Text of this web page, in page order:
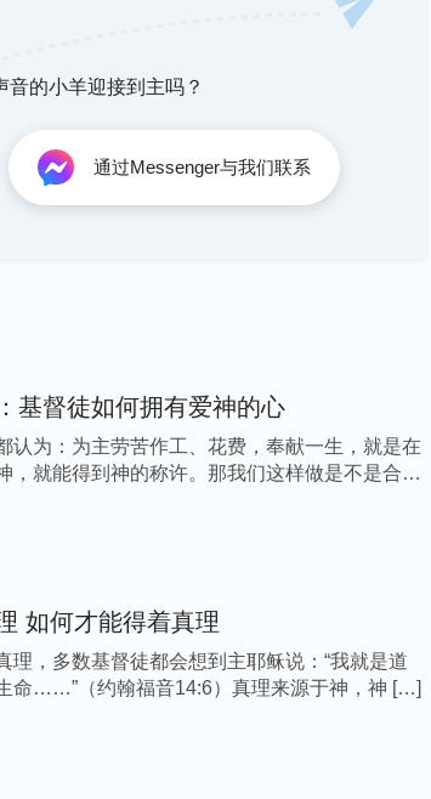
者普通的弟兄姊妹是一样的，是一样的就行
控、控制他的一切，允许他出错，允许他说
但是不管发生什么事，心平气和地坐下来
的架子，对父母来说放下父母对儿女的这一
的该做的，而是尽到一个普通弟兄姊妹的责
话活着，不管遇到什么事，都能安静下
来交通，寻求
福和带领也会与我们常相伴。
家、小到个人，都没有正常的人际关系，
决这个问题的唯一办法，就是来到神面
话活着，才能从根源上解决这个问题。
，最后愿神带领、祝福您！也愿你们母子关
暗相伴。一切荣耀归于我们在天上的父，阿
音的小羊迎接到主吗？
通过Messenger与我们联系
基督徒如何拥有爱神的心
认为：为主劳苦作工、花费，奉献一生，就是在
，就能得到神的称许。那我们这样做是不是合神
如何才能得着真理
理，多数基督徒都会想到主耶稣说：“我就是道
命……”（约翰福音14:6）真理来源于神，神 […]